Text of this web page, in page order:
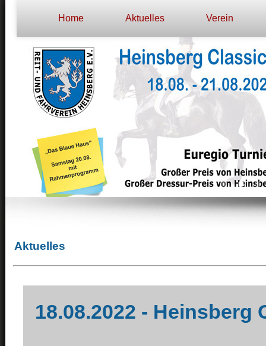
Home Aktuelles Verein
Aktuelles
18.08.2022 - Heinsberg